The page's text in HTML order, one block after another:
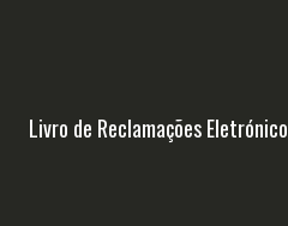
Livro de Reclamações Eletrónico